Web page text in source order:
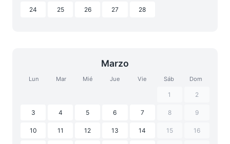
24 25 26 27 28
Marzo
Lun Mar Mié Jue Vie Sáb Dom
1 2
3 4 5 6 7 8 9
10 11 12 13 14 15 16